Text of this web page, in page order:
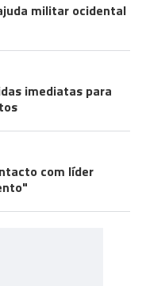
militar ocidental
imediatas para
com líder